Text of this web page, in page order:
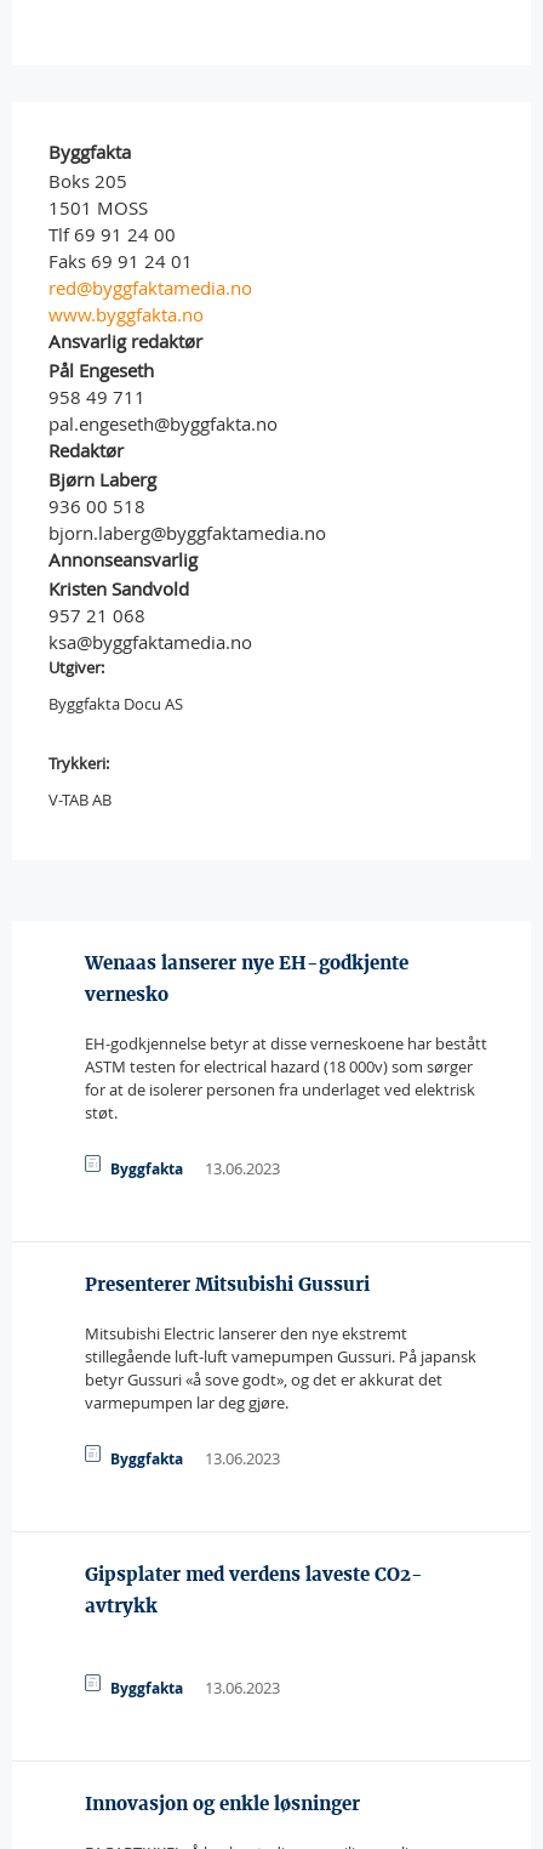
Byggfakta
Boks 205
1501 MOSS
Tlf 69 91 24 00
Faks 69 91 24 01
red@byggfaktamedia.no
www.byggfakta.no
Ansvarlig redaktør
Pål Engeseth
958 49 711
pal.engeseth@byggfakta.no
Redaktør
Bjørn Laberg
936 00 518
bjorn.laberg@byggfaktamedia.no
Annonseansvarlig
Kristen Sandvold
957 21 068
ksa@byggfaktamedia.no
Utgiver:
Byggfakta Docu AS
Trykkeri:
V-TAB AB
Wenaas lanserer nye EH-godkjente
vernesko
EH-godkjennelse betyr at disse verneskoene har bestått
ASTM testen for electrical hazard (18 000v) som sørger
for at de isolerer personen fra underlaget ved elektrisk
støt.
Byggfakta 13.06.2023
Presenterer Mitsubishi Gussuri
Mitsubishi Electric lanserer den nye ekstremt
stillegående luft-luft vamepumpen Gussuri. På japansk
betyr Gussuri «å sove godt», og det er akkurat det
varmepumpen lar deg gjøre.
Byggfakta 13.06.2023
Gipsplater med verdens laveste CO2-
avtrykk
Byggfakta 13.06.2023
Innovasjon og enkle løsninger